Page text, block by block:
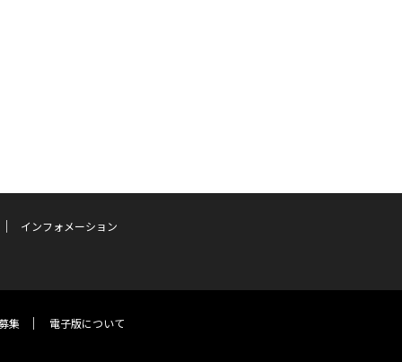
インフォメーション
集 電子版について